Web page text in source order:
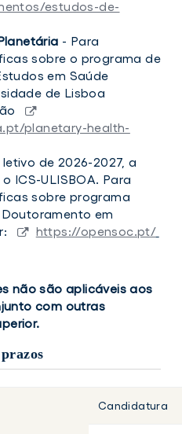
estudos-de-
- Para
sobre o programa de
em Saúde
de Lisboa
planetary-health-
de 2026-2027, a
ICS-ULISBOA. Para
sobre programa
em
https://opensoc.pt/
não são aplicáveis aos
com outras
Candidatura